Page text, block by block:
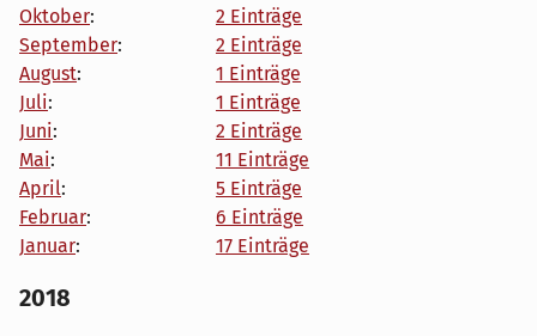
Oktober:
2 Einträge
September:
2 Einträge
August:
1 Einträge
Juli:
1 Einträge
Juni:
2 Einträge
Mai:
11 Einträge
April:
5 Einträge
Februar:
6 Einträge
Januar: 17 Einträge
2018